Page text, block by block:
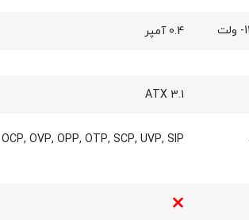
0.4 آمپر
ATX 3.1
OCP, OVP, OPP, OTP, SCP, UVP, SIP